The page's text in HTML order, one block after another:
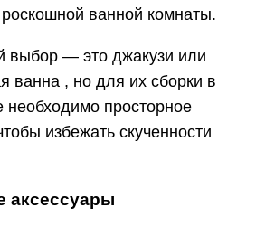
ванной комнаты.
выбор — это джакузи или
ванна , но для их сборки в
необходимо просторное
избежать скученности
аксессуары